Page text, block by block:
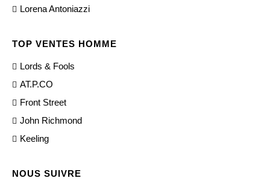
Lorena Antoniazzi
TOP VENTES HOMME
Lords & Fools
AT.P.CO
Front Street
John Richmond
Keeling
NOUS SUIVRE